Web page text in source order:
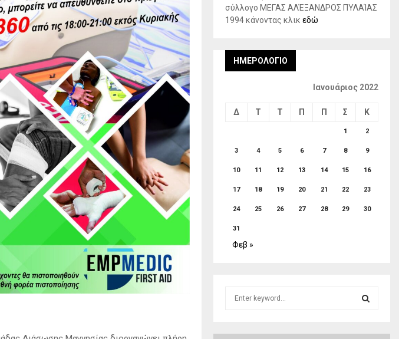
σύλλογο ΜΕΓΑΣ ΑΛΈΞΑΝΔΡΟΣ ΠΥΛΑΊΑΣ
1994 κάνοντας κλικ εδώ
ΗΜΕΡΟΛΌΓΙΟ
Ιανουάριος 2022
Δ Τ Τ Π Π Σ Κ
1 2
3 4 5 6 7 8 9
10 11 12 13 14 15 16
17 18 19 20 21 22 23
24 25 26 27 28 29 30
31
Φεβ »